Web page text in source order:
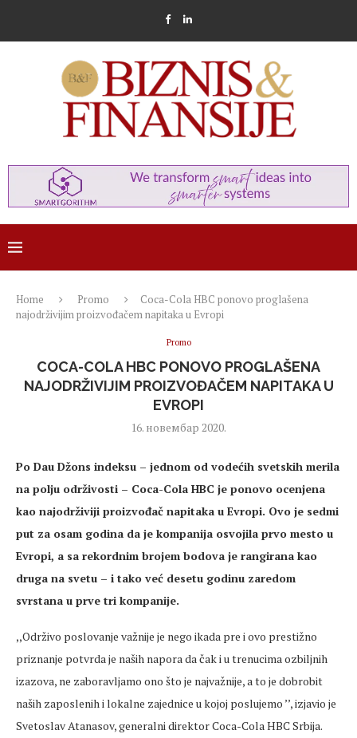
Home Promo
Coca-Cola HBC ponovo proglašena
najodrživijim proizvođačem napitaka u Evropi
Promo
COCA-COLA HBC PONOVO PROGLAŠENA
NAJODRŽIVIJIM PROIZVOĐAČEM NAPITAKA U
EVROPI
16. новембар 2020.
Po Dau Džons indeksu – jednom od vodećih svetskih merila
na polju održivosti – Coca-Cola HBC je ponovo ocenjena
kao najodrživiji proizvođač napitaka u Evropi. Ovo je sedmi
put za osam godina da je kompanija osvojila prvo mesto u
Evropi, a sa rekordnim brojem bodova je rangirana kao
druga na svetu – i tako već desetu godinu zaredom
svrstana u prve tri kompanije.
,,Održivo poslovanje važnije je nego ikada pre i ovo prestižno
priznanje potvrda je naših napora da čak i u trenucima ozbiljnih
izazova, ne zaboravljamo ono što je najvažnije, a to je dobrobit
naših zaposlenih i lokalne zajednice u kojoj poslujemo ’’, izjavio je
Svetoslav Atanasov, generalni direktor Coca-Cola HBC Srbija.